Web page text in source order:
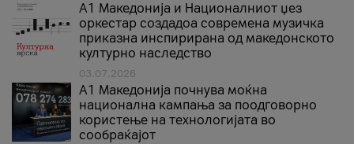
А1 Македонија и Националниот џез
оркестар создадоа современа музичка
приказна инспирирана од македонското
културно наследство
03.07.2026
A1 Македонија почнува моќна
национална кампања за поодговорно
користење на технологијата во
сообраќајот